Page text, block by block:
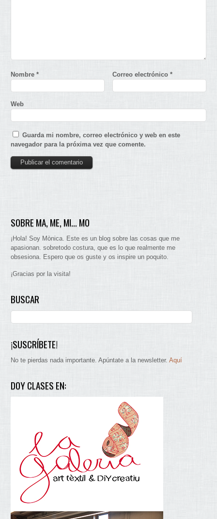
Nombre* Correo electrónico*
Web
Guarda mi nombre, correo electrónico y web en este
navegador para la próxima vez que comente.
SOBRE MA, ME, MI… MO
¡Hola! Soy Mònica. Este es un blog sobre las cosas que me
apasionan. sobretodo costura, que es lo que realmente me
obsesiona. Espero que os guste y os inspire un poquito.
¡Gracias por la visita!
BUSCAR
¡SUSCRÍBETE!
No te pierdas nada importante. Apúntate a la newsletter.Aquí
DOY CLASES EN: